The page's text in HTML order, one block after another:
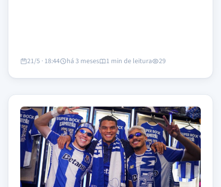
21/5 · 18:44 há 3 meses 1 min de leitura 29